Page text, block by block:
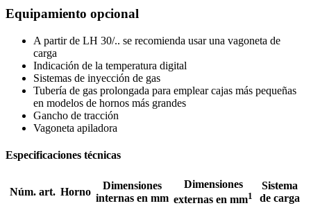
Equipamiento opcional
A partir de LH 30/.. se recomienda usar una vagoneta de
carga
Indicación de la temperatura digital
Sistemas de inyección de gas
Tubería de gas prolongada para emplear cajas más pequeñas
en modelos de hornos más grandes
Gancho de tracción
Vagoneta apiladora
Especificaciones técnicas
Núm. art. Horno
Dimensiones
internas en mm
Dimensiones
externas en mm1
Sistema
de carga